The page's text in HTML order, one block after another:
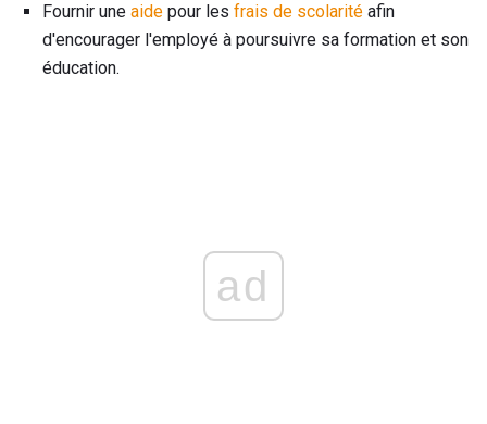
Fournir une aide pour les frais de scolarité afin
d'encourager l'employé à poursuivre sa formation et son
éducation.
ad